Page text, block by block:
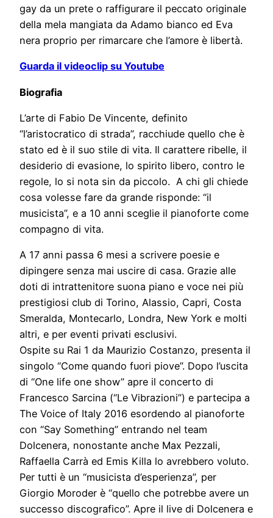
gay da un prete o raffigurare il peccato originale
della mela mangiata da Adamo bianco ed Eva
nera proprio per rimarcare che l’amore è libertà.
Guarda il videoclip su Youtube
Biografia
L’arte di Fabio De Vincente, definito
“l’aristocratico di strada”, racchiude quello che è
stato ed è il suo stile di vita. Il carattere ribelle, il
desiderio di evasione, lo spirito libero, contro le
regole, lo si nota sin da piccolo. A chi gli chiede
cosa volesse fare da grande risponde: “il
musicista”, e a 10 anni sceglie il pianoforte come
compagno di vita.
A 17 anni passa 6 mesi a scrivere poesie e
dipingere senza mai uscire di casa. Grazie alle
doti di intrattenitore suona piano e voce nei più
prestigiosi club di Torino, Alassio, Capri, Costa
Smeralda, Montecarlo, Londra, New York e molti
altri, e per eventi privati esclusivi.
Ospite su Rai 1 da Maurizio Costanzo, presenta il
singolo “Come quando fuori piove”. Dopo l’uscita
di “One life one show” apre il concerto di
Francesco Sarcina (“Le Vibrazioni”) e partecipa a
The Voice of Italy 2016 esordendo al pianoforte
con “Say Something” entrando nel team
Dolcenera, nonostante anche Max Pezzali,
Raffaella Carrà ed Emis Killa lo avrebbero voluto.
Per tutti è un “musicista d’esperienza”, per
Giorgio Moroder è “quello che potrebbe avere un
successo discografico”. Apre il live di Dolcenera e